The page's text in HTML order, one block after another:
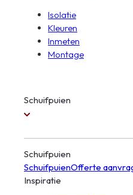
Isolatie
Kleuren
Inmeten
Montage
Schuifpuien
Schuifpuien
SchuifpuienOfferte
Inspiratie